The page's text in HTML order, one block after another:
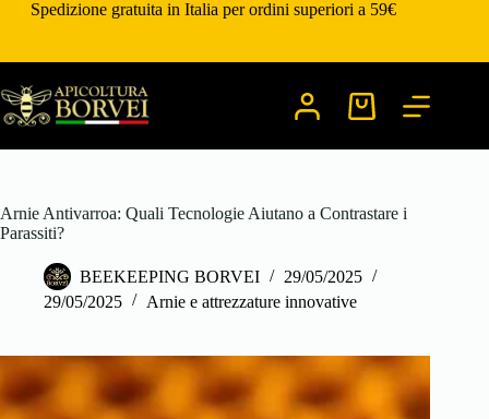
SaltaSpedizione gratuita in Italia per ordini superiori a 59€
Carrello
Arnie Antivarroa: Quali Tecnologie Aiutano a Contrastare i
Parassiti?
BEEKEEPING BORVEI
29/05/2025
29/05/2025
Arnie e attrezzature innovative